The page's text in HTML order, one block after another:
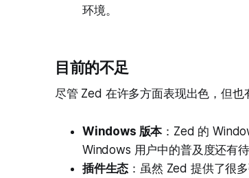
环境。
目前的不足
尽管 Zed 在许多方面表现出色，但也
Windows 版本：Zed 的
Windows 用户中的普及度还有待
插件生态 ：虽然 Zed 提供了很